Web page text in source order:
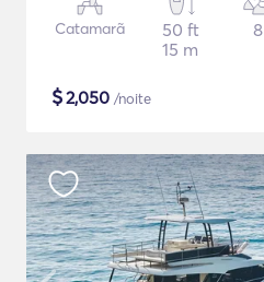
Catamarã
50 ft
15 m
8
$2,050 /noite